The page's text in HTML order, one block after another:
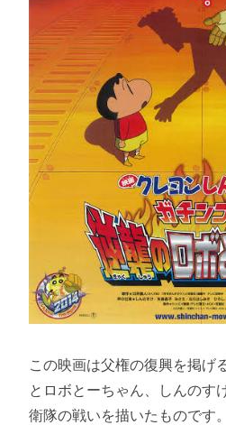
この映画は父権の復興を掲げ
とロボとーちゃん、しんのす
衛隊の戦いを描いたものです。